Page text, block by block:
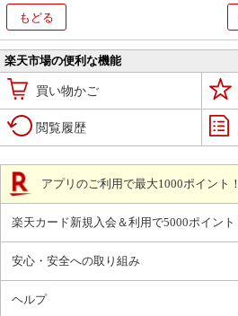
もどる
楽天市場の便利な機能
買い物かご
閲覧履歴
アプリのご利用で最大1000ポイント！
楽天カード新規入会＆利用で5000ポイント
安心・安全への取り組み
ヘルプ